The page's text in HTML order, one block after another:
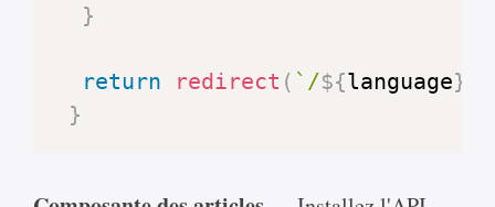
}
return redirect ( ` /${language}
}